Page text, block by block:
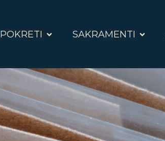
POKRETI SAKRAMENTI